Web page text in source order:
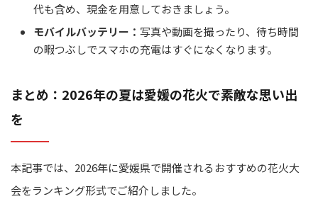
代も含め、現金を用意しておきましょう。
モバイルバッテリー： 写真や動画を撮ったり、待ち時間
の暇つぶしでスマホの充電はすぐになくなります。
まとめ：2026年の夏は愛媛の花火で素敵な思い出
を
本記事では、2026年に愛媛県で開催されるおすすめの花火大
会をランキング形式でご紹介しました。